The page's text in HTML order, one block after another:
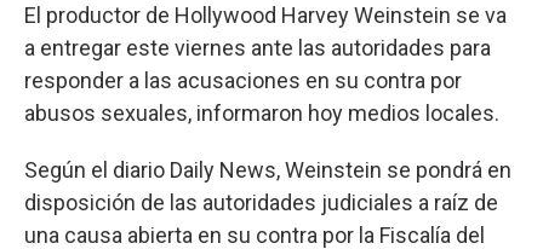
El productor de Hollywood Harvey Weinstein se va
a entregar este viernes ante las autoridades para
responder a las acusaciones en su contra por
abusos sexuales, informaron hoy medios locales.
Según el diario Daily News, Weinstein se pondrá en
disposición de las autoridades judiciales a raíz de
una causa abierta en su contra por la Fiscalía del